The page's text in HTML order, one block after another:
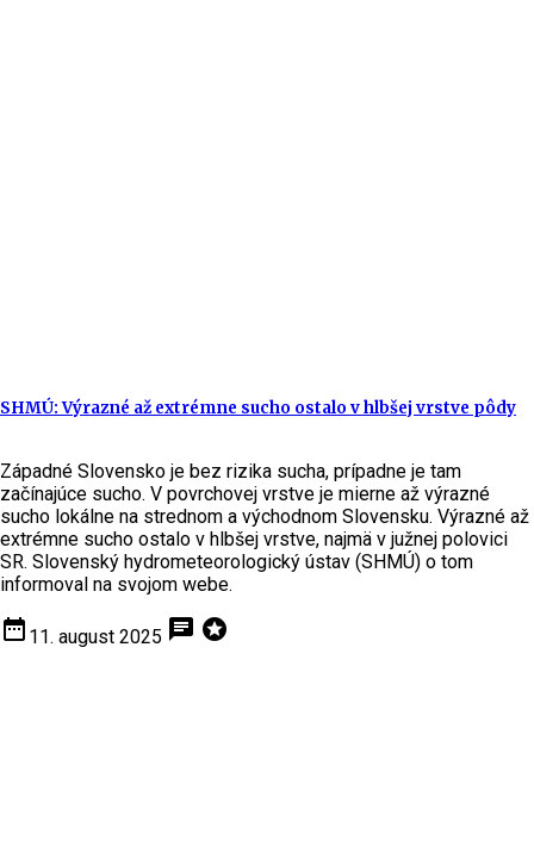
SHMÚ: Výrazné až extrémne sucho ostalo v hlbšej vrstve pôdy
Západné Slovensko je bez rizika sucha, prípadne je tam
začínajúce sucho. V povrchovej vrstve je mierne až výrazné
sucho lokálne na strednom a východnom Slovensku. Výrazné až
extrémne sucho ostalo v hlbšej vrstve, najmä v južnej polovici
SR. Slovenský hydrometeorologický ústav (SHMÚ) o tom
informoval na svojom webe.
date_range 11. august 2025 chat stars